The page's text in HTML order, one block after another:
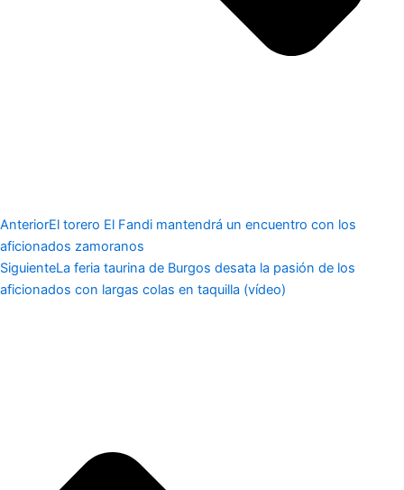
AnteriorEl torero El Fandi mantendrá un encuentro con los
aficionados zamoranos
SiguienteLa feria taurina de Burgos desata la pasión de los
aficionados con largas colas en taquilla (vídeo)